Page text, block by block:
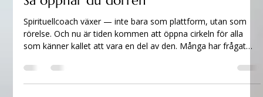
25 nov. 2025 2 min läsning
Hur blir man en del av Spirituellcoach? –
Så öppnar du dörren